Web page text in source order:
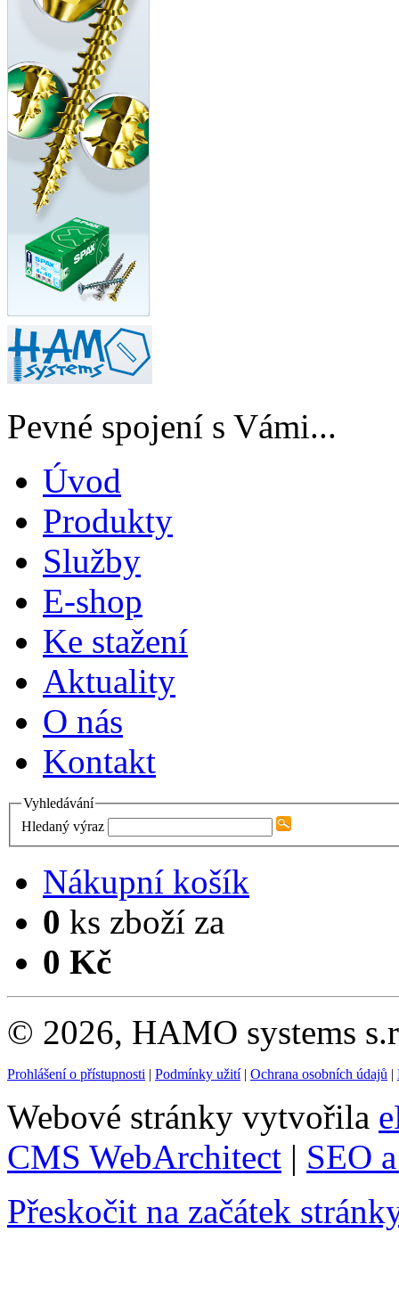
Pevné spojení s Vámi...
Úvod
Produkty
Služby
E-shop
Ke stažení
Aktuality
O nás
Kontakt
Vyhledávání
Hledaný výraz
Nákupní košík
0 ks zboží za
0 Kč
© 2026, HAMO systems
Prohlášení o přístupnosti | Podmínky užití| Ochrana osobních údajů |
Webové stránky vytvořila
CMS WebArchitect | SEO
Přeskočit na začátek